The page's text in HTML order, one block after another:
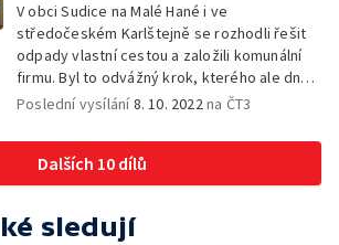
V obci Sudice na Malé Hané i ve
středočeském Karlštejně se rozhodli řešit
odpady vlastní cestou a založili komunální
firmu. Byl to odvážný krok, kterého ale dnes
nelitují.
Poslední vysílání8. 10. 2022na ČT3
Dalších 10 dílů
sledují